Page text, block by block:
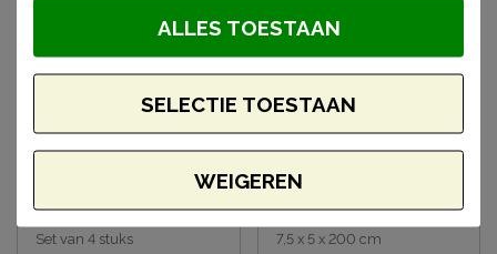
NMC Z101 wandlijst hoek
20cm
Set van 4 stuks
NMC Z1220 plafondlijst
7,5 x 5 x 200 cm
WEIGEREN
SELECTIE TOESTAAN
ALLES TOESTAAN